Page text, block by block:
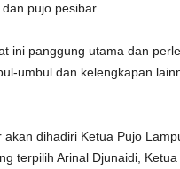
pujo pesibar.
ini panggung utama dan
umbul dan kelengkapan
akan dihadiri Ketua Pujo
terpilih Arinal Djunaidi,